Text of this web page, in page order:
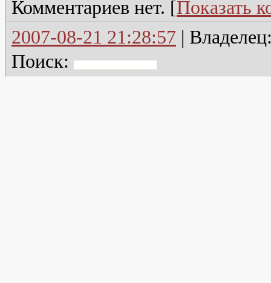
Комментариев нет. [Показать
2007-08-21 21:28:57 |
Поиск: